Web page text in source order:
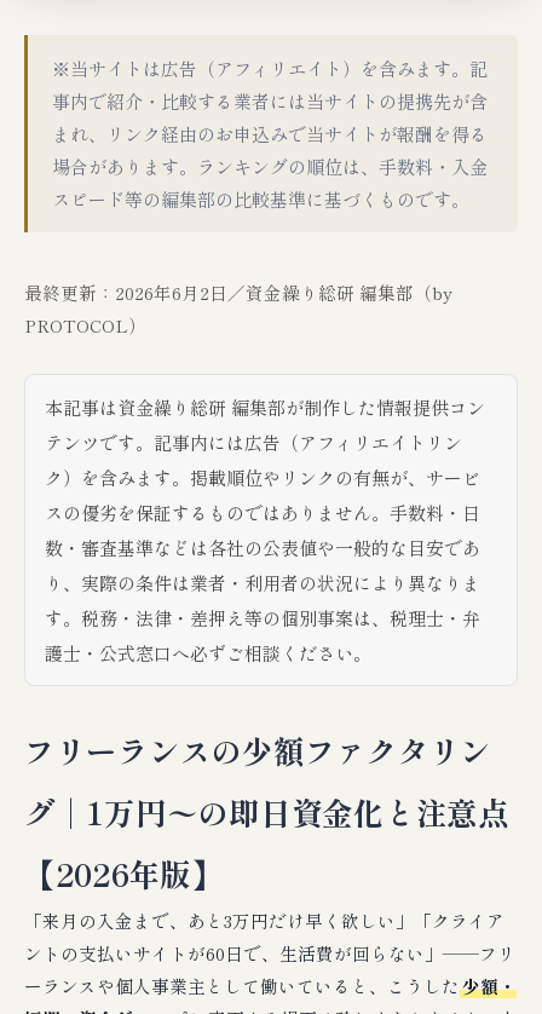
※当サイトは広告（アフィリエイト）を含みます。記
事内で紹介・比較する業者には当サイトの提携先が含
まれ、リンク経由のお申込みで当サイトが報酬を得る
場合があります。ランキングの順位は、手数料・入金
スピード等の編集部の比較基準に基づくものです。
最終更新：2026年6月2日／資金繰り総研 編集部（by
PROTOCOL）
本記事は資金繰り総研 編集部が制作した情報提供コン
テンツです。記事内には広告（アフィリエイトリン
ク）を含みます。掲載順位やリンクの有無が、サービ
スの優劣を保証するものではありません。手数料・日
数・審査基準などは各社の公表値や一般的な目安であ
り、実際の条件は業者・利用者の状況により異なりま
す。税務・法律・差押え等の個別事案は、税理士・弁
護士・公式窓口へ必ずご相談ください。
フリーランスの少額ファクタリン
グ｜1万円〜の即日資金化と注意点
【2026年版】
「来月の入金まで、あと3万円だけ早く欲しい」「クライア
ントの支払いサイトが60日で、生活費が回らない」――フリ
ーランスや個人事業主として働いていると、こうした少額・